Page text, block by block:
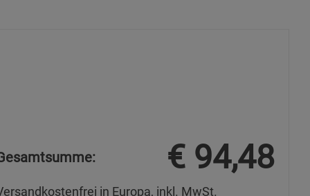
€ 94,48
in Europa, inkl. MwSt.